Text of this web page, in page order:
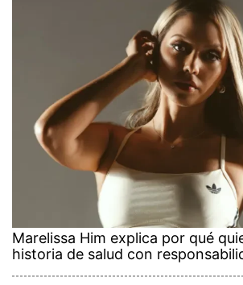
Marelissa Him explica por qué
historia de salud con